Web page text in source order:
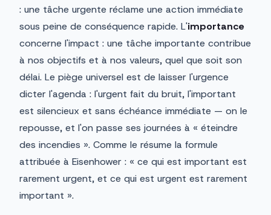
: une tâche urgente réclame une action immédiate
sous peine de conséquence rapide. L'importance
concerne l'impact : une tâche importante contribue
à nos objectifs et à nos valeurs, quel que soit son
délai. Le piège universel est de laisser l'urgence
dicter l'agenda : l'urgent fait du bruit, l'important
est silencieux et sans échéance immédiate — on le
repousse, et l'on passe ses journées à « éteindre
des incendies ». Comme le résume la formule
attribuée à Eisenhower : « ce qui est important est
rarement urgent, et ce qui est urgent est rarement
important ».